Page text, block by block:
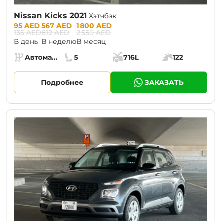
Nissan Kicks 2021 Хэтчбэк
Prices:
95 AED
135 AED
В день
567 AED
812 AED
В неделю
1 800 AED
2 550 AED
В месяц
Specs:
Коробка передач:
Автомат (АКПП)
Места:
5
Объём багажника:
716L
Мощность
122
Подробнее ЗАКАЗАТЬ
CURRENT PROMOTION: